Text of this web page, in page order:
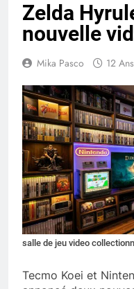
Zelda
nouvelle
Mika Pasco 12
salle de jeu video
Tecmo Koei et